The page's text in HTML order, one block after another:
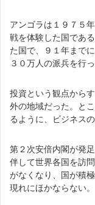
アンゴラは１９７５
戦を体験した国であ
た国で、９１年まで
３０万人の派兵を行っ
投資という観点から
外の地域だった。と
るように、ビジネス
第２次安倍内閣が発
伴して世界各国を訪
がなくなり、国が積
現れにほかならない。